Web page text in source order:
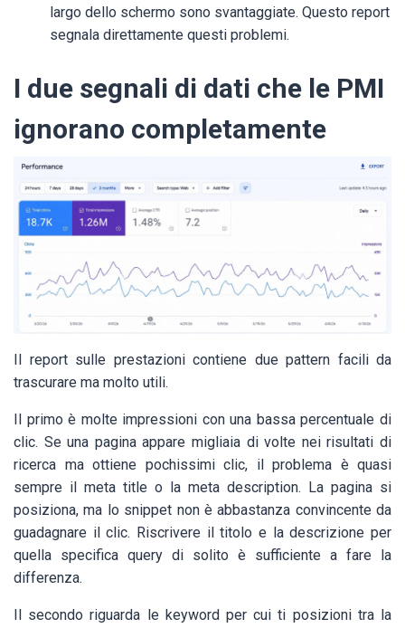
largo dello schermo sono svantaggiate. Questo report
segnala direttamente questi problemi.
I due segnali di dati che le PMI
ignorano completamente
Il report sulle prestazioni contiene due pattern facili da
trascurare ma molto utili.
Il primo è molte impressioni con una bassa percentuale di
clic. Se una pagina appare migliaia di volte nei risultati di
ricerca ma ottiene pochissimi clic, il problema è quasi
sempre il meta title o la meta description. La pagina si
posiziona, ma lo snippet non è abbastanza convincente da
guadagnare il clic. Riscrivere il titolo e la descrizione per
quella specifica query di solito è sufficiente a fare la
differenza.
Il secondo riguarda le keyword per cui ti posizioni tra la